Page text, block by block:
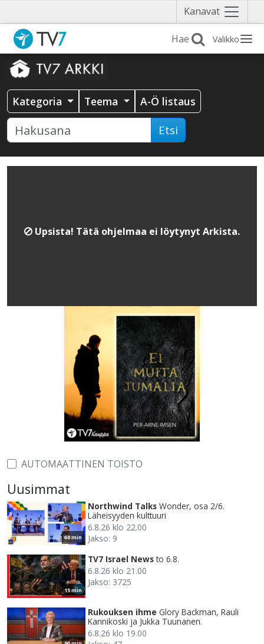
Kanavat Näytä
valikko
Valikko
Kategoria Teema A-Ö listaus
Etsi
Upsista! Tätä ohjelmaa ei löytynyt Arkista.
AUTOMAATTINEN TOISTO
Uusimmat
60 min
Northwind Talks Wonder, osa 2/6.
Läheisyyden kulttuuri
6.8.26 klo 22.00
Jakso: 9
15 min
TV7 Israel News to 6.8.
6.8.26 klo 21.00
Jakso: 3725
Rukouksen ihme Glory Backman, Rauli
Kannikoski ja Jukka Tuunanen.
6.8.26 klo 19.00